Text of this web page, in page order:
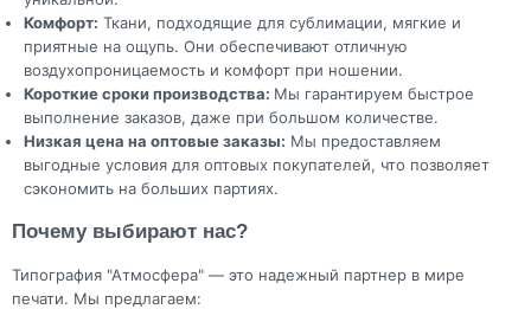
Комфорт: Ткани, подходящие для сублимации, мягкие и
приятные на ощупь. Они обеспечивают отличную
воздухопроницаемость и комфорт при ношении.
Короткие сроки производства: Мы гарантируем быстрое
выполнение заказов, даже при большом количестве.
Низкая цена на оптовые заказы: Мы предоставляем
выгодные условия для оптовых покупателей, что позволяет
сэкономить на больших партиях.
Почему выбирают нас?
Типография "Атмосфера" — это надежный партнер в мире
печати. Мы предлагаем: